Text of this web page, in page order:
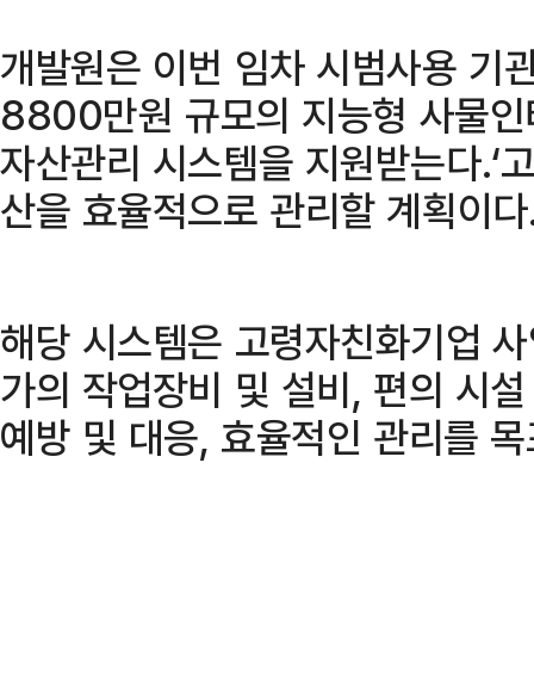
개발원은 이번 임차 시범사용 기
8800만원 규모의 지능형 사물
자산관리 시스템을 지원받는다.‘
산을 효율적으로 관리할 계획이
해당 시스템은 고령자친화기업
가의 작업장비 및 설비, 편의 시
예방 및 대응, 효율적인 관리를